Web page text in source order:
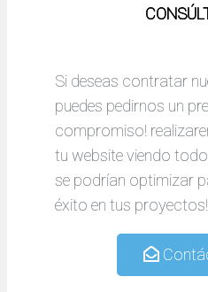
Si deseas contratar
puedes pedirnos un
compromiso!
tu website viendo
se podrían optimizar
éxito en tus proyectos!